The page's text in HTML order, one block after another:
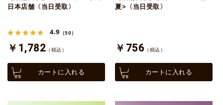
日本店舗〈当日受取〉
4.9 （50）
￥1,782 （税込）
カートに入れる
夏>〈当日受取〉
￥756 （税込）
カートに入れる